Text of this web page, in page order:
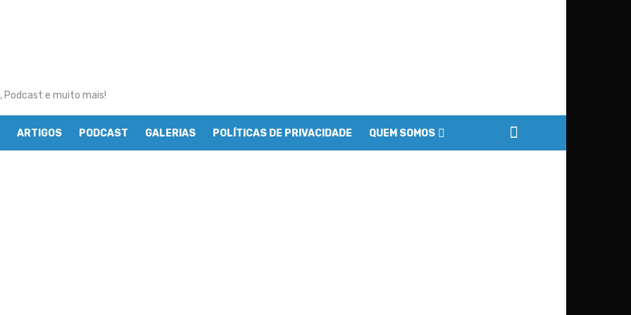
Podcast e muito mais!
ARTIGOS PODCAST GALERIAS POLÍTICAS DE PRIVACIDADE QUEM SOMOS